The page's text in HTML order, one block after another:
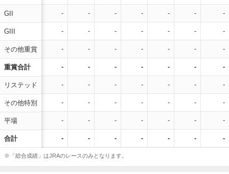
GII
GIII
その他重賞
重賞合計
リステッド
その他特別
平場
合計
- - - - - - -
- - - - - - -
- - - - - - -
- - - - - - -
- - - - - - -
- - - - - - -
- - - - - - -
- - - - - - -
※「総合成績」はJRAのレースのみとなります。